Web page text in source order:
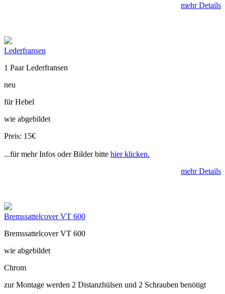
mehr Details
Lederfransen
1 Paar Lederfransen
neu
für Hebel
wie abgebildet
Preis: 15€
...für mehr Infos oder Bilder bitte hier klicken.
mehr Details
Bremssattelcover VT 600
Bremssattelcover VT 600
wie abgebildet
Chrom
zur Montage werden 2 Distanzhülsen und 2 Schrauben benötigt